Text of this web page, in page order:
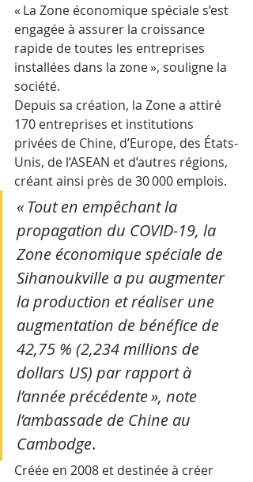
« La Zone économique spéciale s’est
engagée à assurer la croissance
rapide de toutes les entreprises
installées dans la zone », souligne la
société.
Depuis sa création, la Zone a attiré
170 entreprises et institutions
privées de Chine, d’Europe, des États-
Unis, de l’ASEAN et d’autres régions,
créant ainsi près de 30 000 emplois.
« Tout en empêchant la
propagation du COVID-19, la
Zone économique spéciale de
Sihanoukville a pu augmenter
la production et réaliser une
augmentation de bénéfice de
42,75 % (2,234 millions de
dollars US) par rapport à
l’année précédente », note
l’ambassade de Chine au
Cambodge.
Créée en 2008 et destinée à créer